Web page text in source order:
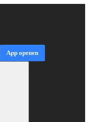
App openen